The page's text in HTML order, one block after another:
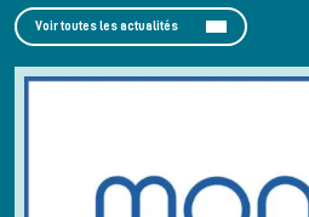
Voir toutes les actualités